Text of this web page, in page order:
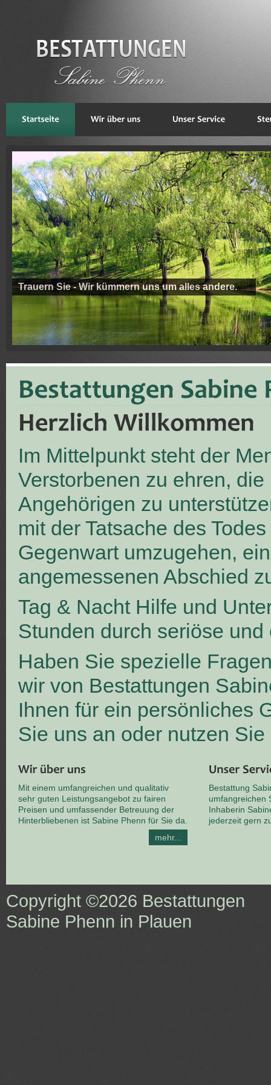
Trauern Sie - Wir kümmern uns um alles andere.
Im Mittelpunkt steht der
Verstorbenen zu ehren, die
Angehörigen zu
mit der Tatsache des
Gegenwart umzugehen,
angemessenen Abschied
Tag & Nacht Hilfe und
Stunden durch seriöse
Haben Sie spezielle
wir von Bestattungen
Ihnen für ein persönliches
Sie uns an oder nutzen
Mit einem umfangreichen und qualitativ
sehr guten Leistungsangebot zu fairen
Preisen und umfassender Betreuung der
Hinterbliebenen ist Sabine Phenn für Sie da.
mehr...
Bestattung
umfangreichen
Inhaberin
jederzeit gern
Copyright ©2026 Bestattungen
Sabine Phenn in Plauen